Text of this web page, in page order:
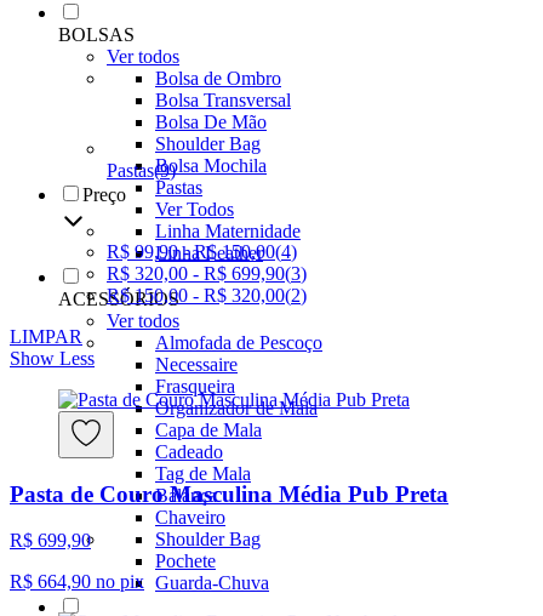
BOLSAS
Ver todos
Bolsa de Ombro
Bolsa Transversal
Bolsa De Mão
Shoulder Bag
Bolsa Mochila
Pastas
Ver Todos
Linha Maternidade
Linha Leather
ACESSÓRIOS
Ver todos
Almofada de Pescoço
Necessaire
Frasqueira
Organizador de Mala
Capa de Mala
Cadeado
Tag de Mala
Balança
Chaveiro
Shoulder Bag
Pochete
Guarda-Chuva
Pastas(9)
Preço
R$ 99,90 - R$ 150,00(4)
R$ 320,00 - R$ 699,90(3)
R$ 150,00 - R$ 320,00(2)
LIMPAR
Show Less
Pasta de Couro Masculina Média Pub Preta
R$ 699,90
R$ 664,90 no pix